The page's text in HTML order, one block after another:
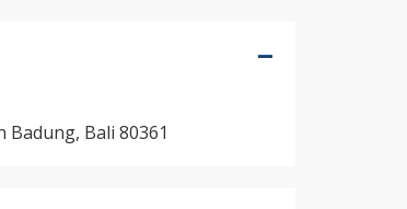
Badung, Bali 80361